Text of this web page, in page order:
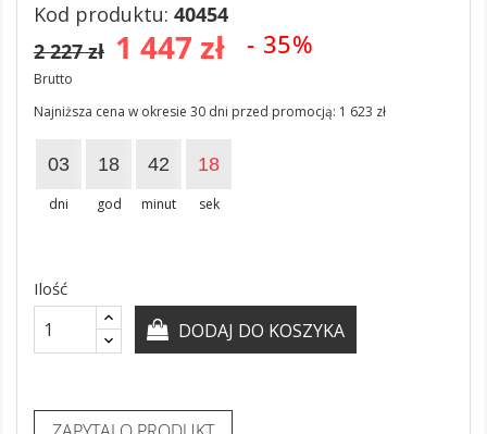
Kod produktu: 40454
1 447 zł - 35%
2 227 zł
Brutto
Najniższa cena w okresie 30 dni przed promocją: 1 623 zł
03
dni
18
god
42
minut
17
sek
Ilość
DODAJ DO KOSZYKA